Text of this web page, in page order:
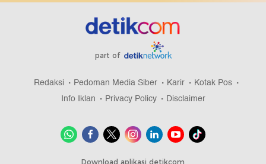
part of
Redaksi Pedoman Media Siber Karir
Kotak Pos
Info Iklan
Privacy Policy Disclaimer
Download aplikasi detikcom